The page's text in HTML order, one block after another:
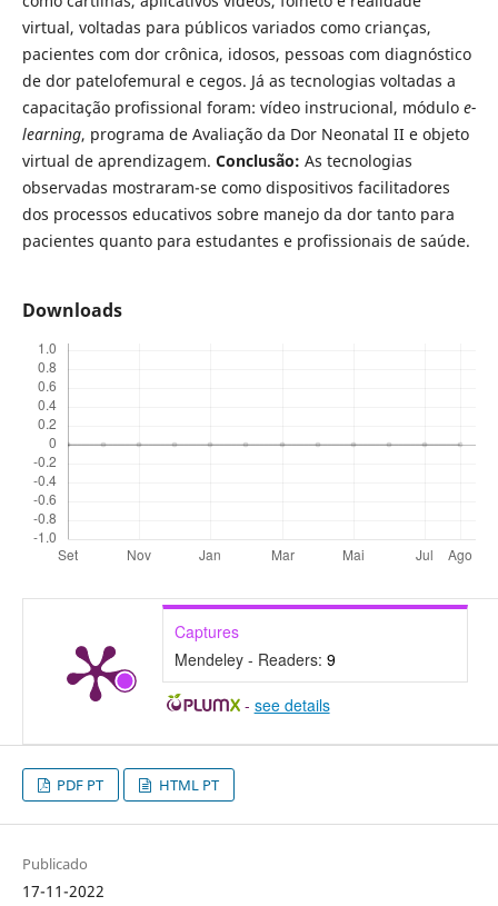
virtual, voltadas para públicos variados como crianças,
pacientes com dor crônica, idosos, pessoas com diagnóstico
de dor patelofemural e cegos. Já as tecnologias voltadas a
capacitação profissional foram: vídeo instrucional, módulo e-
learning, programa de Avaliação da Dor Neonatal II e objeto
virtual de aprendizagem. Conclusão: As tecnologias
observadas mostraram-se como dispositivos facilitadores
dos processos educativos sobre manejo da dor tanto para
pacientes quanto para estudantes e profissionais de saúde.
Downloads
Captures
Mendeley - Readers: 9
- see details
PDF PT HTML PT
Publicado
17-11-2022